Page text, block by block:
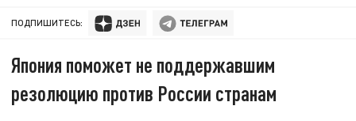
ПОДПИШИТЕСЬ:
Япония поможет не поддержавшим
резолюцию против России странам